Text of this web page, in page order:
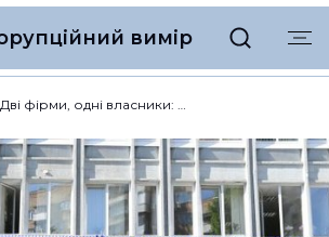
вимір
Дві фірми, одні власники: Як підрядник на Одещині заробляє мільйони після санкцій АМКУ?